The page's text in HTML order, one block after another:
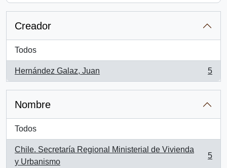
Creador
Todos
Hernández Galaz, Juan
, 5 resultados
5
Nombre
Todos
Chile. Secretaría Regional Ministerial de Vivienda
y Urbanismo
, 5 resultados
5